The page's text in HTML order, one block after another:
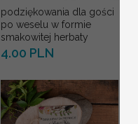
podziękowania dla gości
po weselu w formie
smakowitej herbaty
4.00 PLN